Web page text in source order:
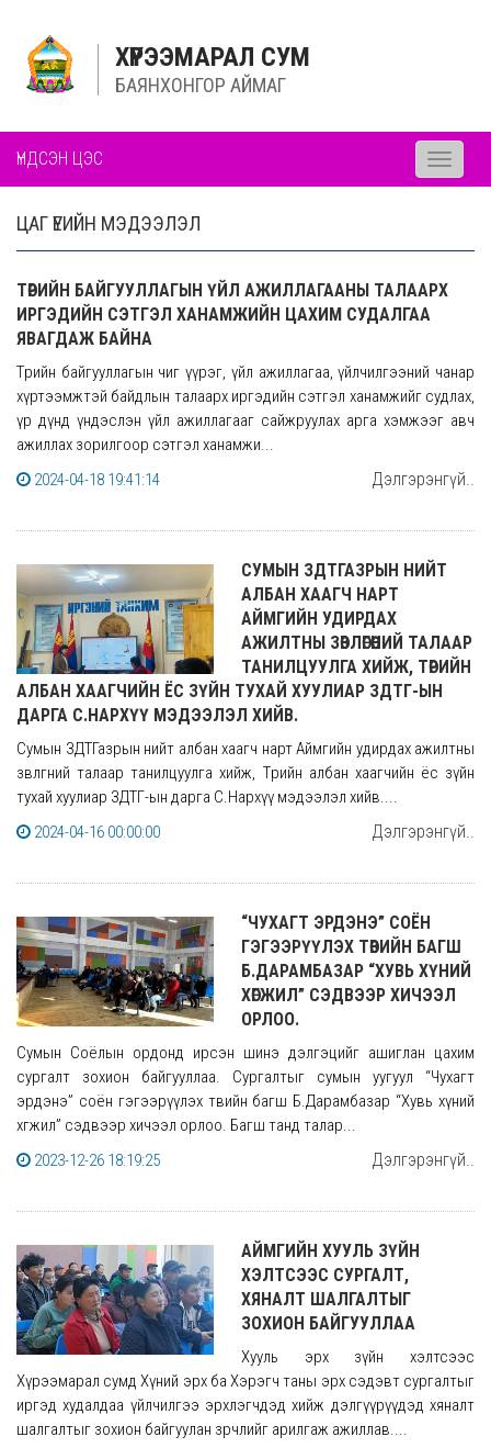
ХҮРЭЭМАРАЛ СУМ
БАЯНХОНГОР АЙМАГ
ҮНДСЭН ЦЭС
Toggle
ЦАГ ҮЕИЙН МЭДЭЭЛЭЛ
ТӨРИЙН БАЙГУУЛЛАГЫН ҮЙЛ АЖИЛЛАГААНЫ ТАЛААРХ
ИРГЭДИЙН СЭТГЭЛ ХАНАМЖИЙН ЦАХИМ СУДАЛГАА
ЯВАГДАЖ БАЙНА
Төрийн байгууллагын чиг үүрэг, үйл ажиллагаа, үйлчилгээний чанар
хүртээмжтэй байдлын талаарх иргэдийн сэтгэл ханамжийг судлах,
үр дүнд үндэслэн үйл ажиллагааг сайжруулах арга хэмжээг авч
ажиллах зорилгоор сэтгэл ханамжи...
2024-04-18 19:41:14
Дэлгэрэнгүй..
СУМЫН ЗДТГАЗРЫН НИЙТ
АЛБАН ХААГЧ НАРТ
АЙМГИЙН УДИРДАХ
АЖИЛТНЫ ЗӨВЛӨГӨӨНИЙ ТАЛААР
ТАНИЛЦУУЛГА ХИЙЖ, ТӨРИЙН
АЛБАН ХААГЧИЙН ЁС ЗҮЙН ТУХАЙ ХУУЛИАР ЗДТГ-ЫН
ДАРГА С.НАРХҮҮ МЭДЭЭЛЭЛ ХИЙВ.
Сумын ЗДТГазрын нийт албан хаагч нарт Аймгийн удирдах ажилтны
зөвлөгөөний талаар танилцуулга хийж, Төрийн албан хаагчийн ёс зүйн
тухай хуулиар ЗДТГ-ын дарга С.Нархүү мэдээлэл хийв....
2024-04-16 00:00:00
Дэлгэрэнгүй..
“ЧУХАГТ ЭРДЭНЭ” СОЁН
ГЭГЭЭРҮҮЛЭХ ТӨВИЙН БАГШ
Б.ДАРАМБАЗАР “ХУВЬ ХҮНИЙ
ХӨГЖИЛ” СЭДВЭЭР ХИЧЭЭЛ
ОРЛОО.
Сумын Соёлын ордонд ирсэн шинэ дэлгэцийг ашиглан цахим
сургалт зохион байгууллаа. Сургалтыг сумын уугуул “Чухагт
эрдэнэ” соён гэгээрүүлэх төвийн багш Б.Дарамбазар “Хувь хүний
хөгжил” сэдвээр хичээл орлоо. Багш танд талар...
2023-12-26 18:19:25
Дэлгэрэнгүй..
АЙМГИЙН ХУУЛЬ ЗҮЙН
ХЭЛТСЭЭС СУРГАЛТ,
ХЯНАЛТ ШАЛГАЛТЫГ
ЗОХИОН БАЙГУУЛЛАА
Хууль эрх зүйн хэлтсээс
Хүрээмарал сумд Хүний эрх ба Хэрэгч таны эрх сэдэвт сургалтыг
иргэд худалдаа үйлчилгээ эрхлэгчдэд хийж дэлгүүрүүдэд хяналт
шалгалтыг зохион байгуулан зөрчлийг арилгаж ажиллав....